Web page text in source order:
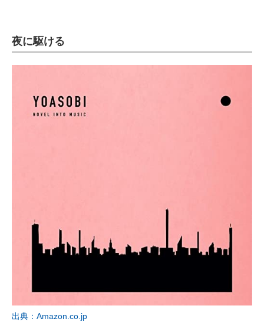
電子設計の基本と応用
ちょっと気になるネットの話題
夜に駆ける
出典：Amazon.co.jp